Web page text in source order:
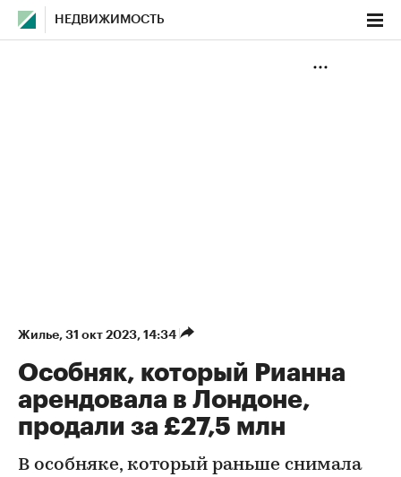
НЕДВИЖИМОСТЬ
Жилье⁠, 31 окт 2023, 14:34
Особняк, который Рианна
арендовала в Лондоне,
продали за £27,5 млн
В особняке, который раньше снимала